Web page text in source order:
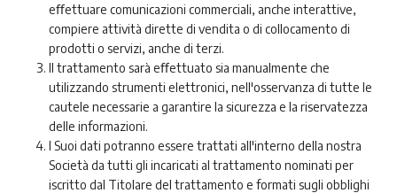
eﬀettuare comunicazioni commerciali, anche interattive,
compiere attività dirette di vendita o di collocamento di
prodotti o servizi, anche di terzi.
Il trattamento sarà eﬀettuato sia manualmente che
utilizzando strumenti elettronici, nell'osservanza di tutte le
cautele necessarie a garantire la sicurezza e la riservatezza
delle informazioni.
I Suoi dati potranno essere trattati all'interno della nostra
Società da tutti gli incaricati al trattamento nominati per
iscritto dal Titolare del trattamento e formati sugli obblighi